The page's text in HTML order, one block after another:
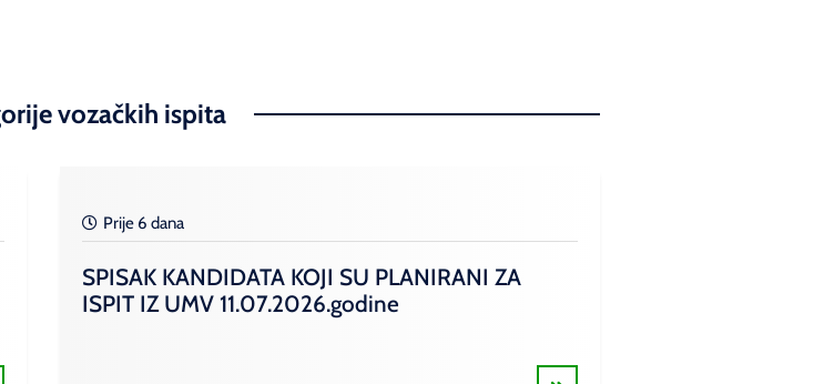
vozačkih ispita
Prije 6 dana
SPISAK KANDIDATA KOJI SU PLANIRANI ZA
ISPIT IZ UMV 11.07.2026.godine